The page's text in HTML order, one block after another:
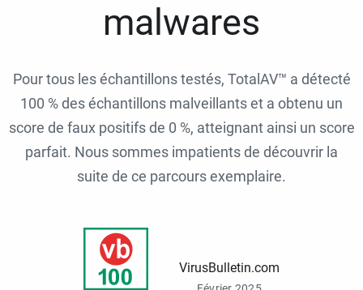
malwares
Pour tous les échantillons testés, TotalAV™ a détecté
100 % des échantillons malveillants et a obtenu un
score de faux positifs de 0 %, atteignant ainsi un score
parfait. Nous sommes impatients de découvrir la
suite de ce parcours exemplaire.
VirusBulletin.com